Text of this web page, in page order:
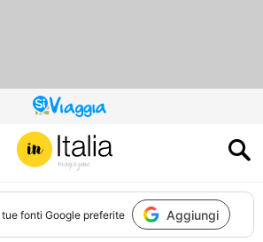
QUESTO
SITO
CONTRIBUISCE
ALL’AUDIENCE
DI
fonti Google preferite Aggiungi